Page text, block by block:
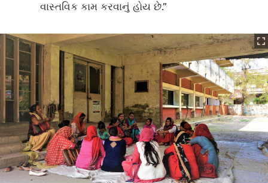
વાસ્તવિક કામ કરવાનું હોય છે.”